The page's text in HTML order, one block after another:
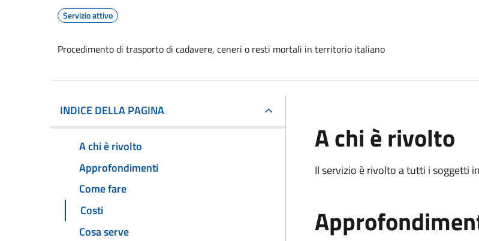
Servizio attivo
Procedimento di trasporto di cadavere, ceneri o resti mortali in territorio italiano
INDICE DELLA PAGINA
A chi è rivolto
Approfondimenti
Come fare
Costi
Cosa serve
A chi è rivolto
Il servizio è rivolto a tutti i soggetti